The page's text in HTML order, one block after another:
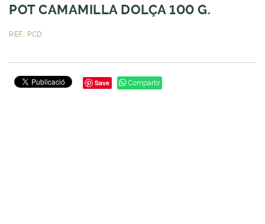
POT CAMAMILLA DOLÇA 100 G.
REF.: PCD
Save Compartir